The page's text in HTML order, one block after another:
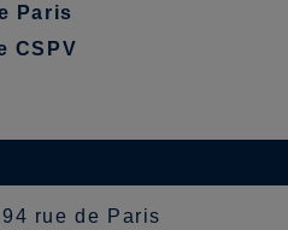
Paris
CSPV
rue de Paris